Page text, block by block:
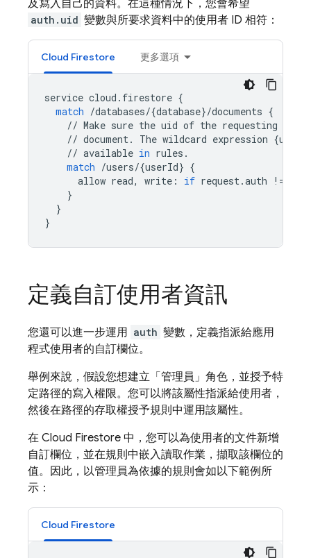
及寫入自己的資料。在這種情況下，您會希望
auth.uid 變數與所要求資料中的使用者 ID 相符：
Cloud Firestore 更多選項
service cloud . firestore {
match /databases/{database}/documents {
// Make sure the uid of the requesting
// document. The wildcard expression {
// available in rules .
match /users/{userId} {
allow read, write : if request.auth !=
}
}
}
定義自訂使用者資訊
您還可以進一步運用 auth 變數，定義指派給應用
程式使用者的自訂欄位。
舉例來說，假設您想建立「管理員」角色，並授予特
定路徑的寫入權限。您可以將該屬性指派給使用者，
然後在路徑的存取權授予規則中運用該屬性。
在 Cloud Firestore 中，您可以為使用者的文件新增
自訂欄位，並在規則中嵌入讀取作業，擷取該欄位的
值。因此，以管理員為依據的規則會如以下範例所
示：
Cloud Firestore